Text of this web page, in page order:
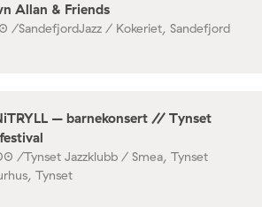
Allan & Friends
/SandefjordJazz / Kokeriet, Sandefjord
– barnekonsert // Tynset
/Tynset Jazzklubb / Smea, Tynset
Tynset